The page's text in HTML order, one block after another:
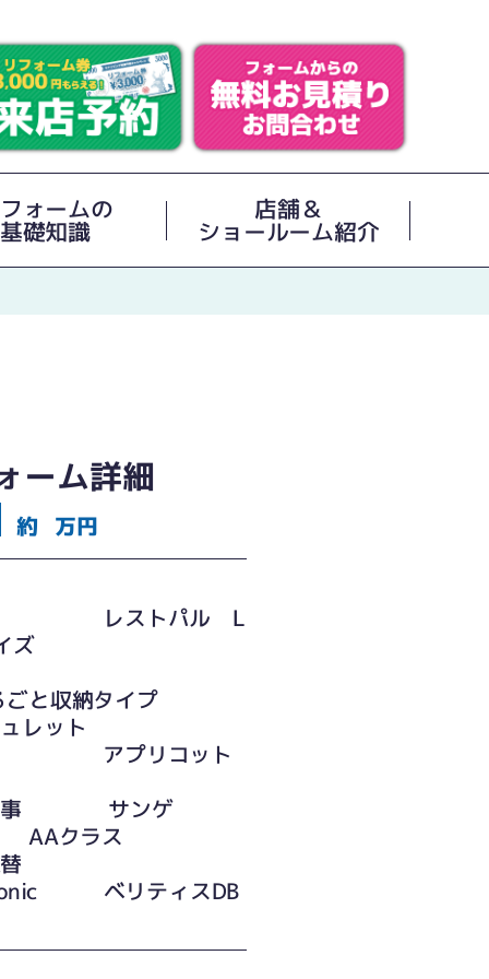
ォームの
基礎知識
店舗＆
ショールーム紹介
ーム詳細
約 万円
器
レストパル L
ズ
と収納タイプ
レット
アプリコット
事 サンゲ
クラス
取替
ベリティスDB